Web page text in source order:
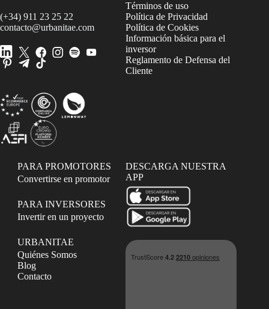
(+34) 911 23 25 22
contacto@urbanitae.com
Términos de uso
Política de Privacidad
Política de Cookies
Información básica para el
inversor
Reglamento de Defensa del
Cliente
PARA PROMOTORES
Convertirse en promotor
PARA INVERSORES
Invertir en un proyecto
URBANITAE
Quiénes Somos
Blog
Contacto
DESCARGA NUESTRA
APP